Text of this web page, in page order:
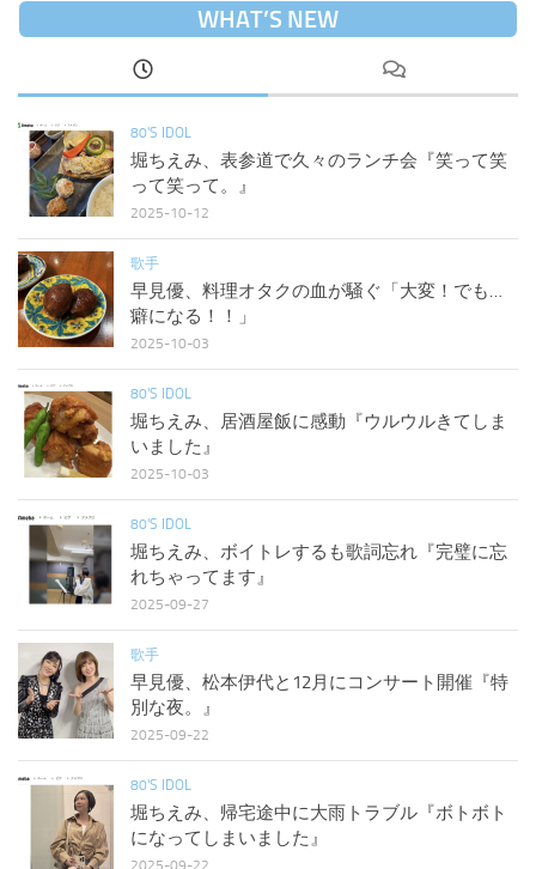
WHAT’S NEW
80'S IDOL
堀ちえみ、表参道で久々のランチ会『笑って笑
って笑って。』
2025-10-12
歌手
早見優、料理オタクの血が騒ぐ「大変！でも…
癖になる！！」
2025-10-03
80'S IDOL
堀ちえみ、居酒屋飯に感動『ウルウルきてしま
いました』
2025-10-03
80'S IDOL
堀ちえみ、ボイトレするも歌詞忘れ『完璧に忘
れちゃってます』
2025-09-27
歌手
早見優、松本伊代と12月にコンサート開催『特
別な夜。』
2025-09-22
80'S IDOL
堀ちえみ、帰宅途中に大雨トラブル『ボトボト
になってしまいました』